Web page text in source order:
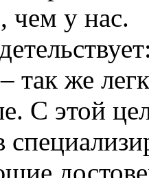
чем у нас.
так же
С этой